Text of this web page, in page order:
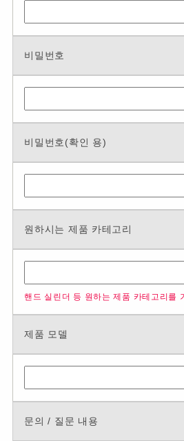
비밀번호
비밀번호(확인 용)
원하시는 제품 카테고리
핸드 실린더 등 원하는 제품 카테고리를
제품 모델
문의 / 질문 내용